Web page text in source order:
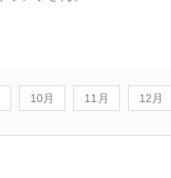
10月 11月 12月